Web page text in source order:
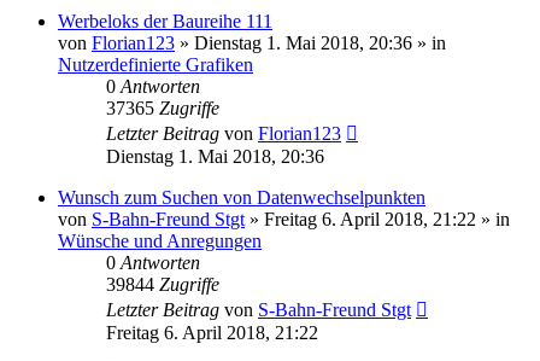
Werbeloks der Baureihe 111
von Florian123 » Dienstag 1. Mai 2018, 20:36 » in
Nutzerdefinierte Grafiken
0 Antworten
37365 Zugriffe
Letzter Beitrag von Florian123
Dienstag 1. Mai 2018, 20:36
Wunsch zum Suchen von Datenwechselpunkten
von S-Bahn-Freund Stgt » Freitag 6. April 2018, 21:22 » in
Wünsche und Anregungen
0 Antworten
39844 Zugriffe
Letzter Beitrag von S-Bahn-Freund Stgt
Freitag 6. April 2018, 21:22